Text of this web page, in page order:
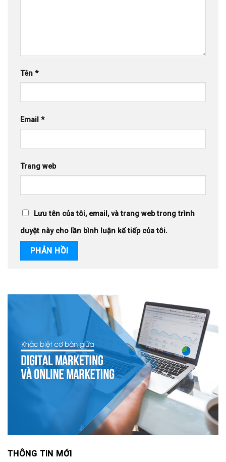
Tên *
Email *
Trang web
Lưu tên của tôi, email, và trang web trong trình
duyệt này cho lần bình luận kế tiếp của tôi.
THÔNG TIN MỚI